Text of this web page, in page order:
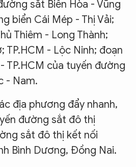
sắt Biên Hòa - Vũng
biển Cái Mép - Thị Vải;
Thiêm - Long Thành;
TP.HCM - Lộc Ninh; đoạn
TP.HCM của tuyến đường
- Nam.
địa phương đẩy nhanh,
đường sắt đô thị
sắt đô thị kết nối
Bình Dương, Đồng Nai.